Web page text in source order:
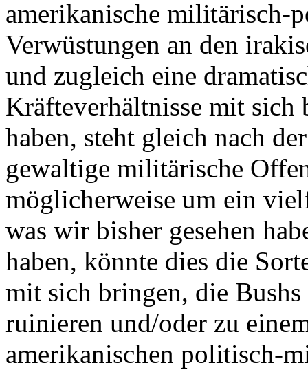
amerikanische militärisch-
Verwüstungen an den
und zugleich eine
Kräfteverhältnisse mit
haben, steht gleich nach
gewaltige militärische
möglicherweise um ein
was wir bisher gesehen
haben, könnte dies die
mit sich bringen, die
ruinieren und/oder zu
amerikanischen politisch-